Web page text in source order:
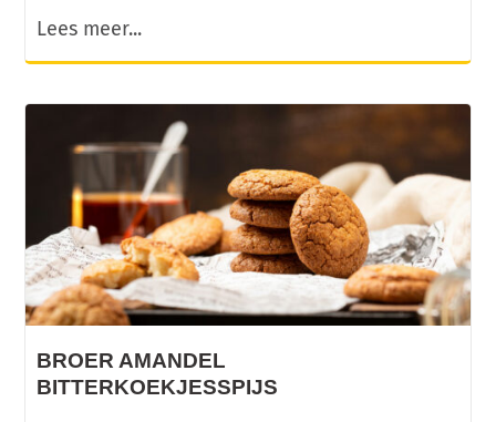
Lees meer...
BROER AMANDEL
BITTERKOEKJESSPIJS